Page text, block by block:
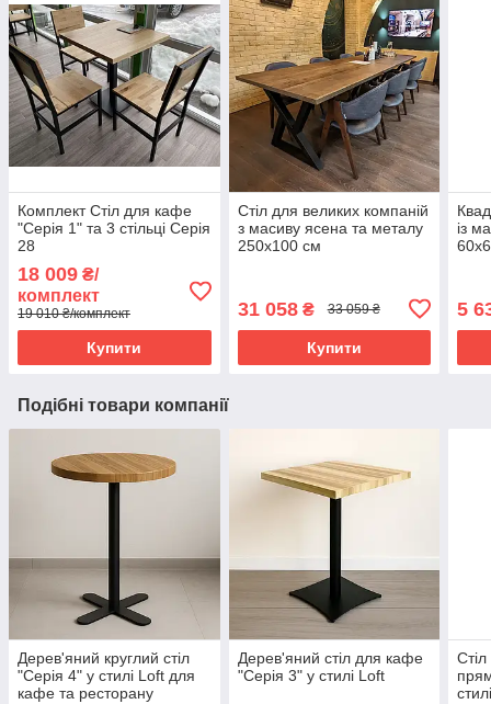
Комплект Стіл для кафе
"Серія 1" та 3 стільці Серія
28
18 009 ₴/
комплект
19 010 ₴/комплект
Купити
Стіл для великих компаній
з масиву ясена та металу
250х100 см
31 058₴ 33 059 ₴
Купити
із
5
Подібні товари компанії
Дерев'яний круглий стіл
"Серія 4" у стилі Loft для
кафе та ресторану
Дерев'яний стіл для кафе
"Серія 3" у стилі Loft